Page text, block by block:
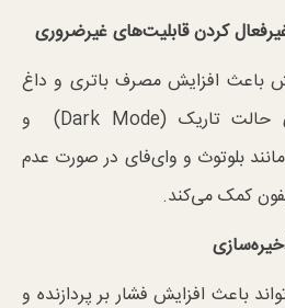
کردن قابلیت‌های غیرضروری
باعث افزایش مصرف باتری و داغ
شدن می‌شود. فعال‌سازی حالت تاریک (Dark Mode) و
بلوتوث و وای‌فای در صورت عدم
کمک می‌کند.
باعث افزایش فشار بر پردازنده و